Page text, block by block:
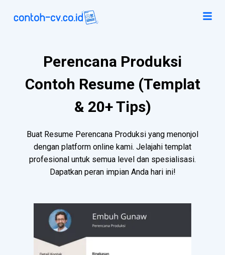
Perencana Produksi
Contoh Resume (Templat
& 20+ Tips)
Buat Resume Perencana Produksi yang menonjol
dengan platform online kami. Jelajahi templat
profesional untuk semua level dan spesialisasi.
Dapatkan peran impian Anda hari ini!